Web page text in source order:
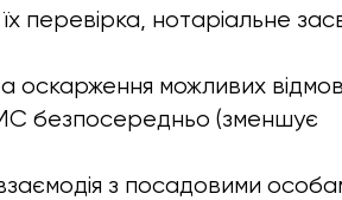
перевірка, нотаріальне
оскарження можливих
безпосередньо (зменшує
з посадовими